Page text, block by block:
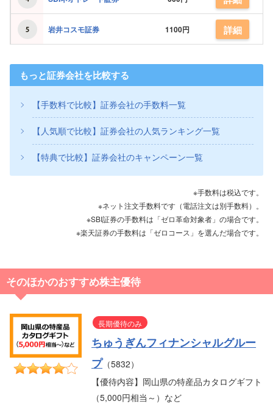
岩井コスモ証券 1100円 詳細
もっと証券会社を比較する
【手数料で比較】証券会社の手数料一覧
【人気順で比較】証券会社の人気ランキング一覧
【特典で比較】証券会社のキャンペーン一覧
※手数料は税込です。
※ネット注文手数料です（電話注文は別手数料）。
※SBI証券の手数料は「ゼロ革命対象者」の場合です。
※楽天証券の手数料は「ゼロコース」を選んだ場合です。
そのほかのおすすめ株主優待
長期優待のみ
ちゅうぎんフィナンシャルグルー
プ（5832）
【優待内容】岡山県の特産品カタログギフト
（5,000円相当～）など